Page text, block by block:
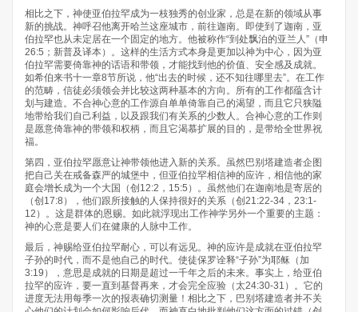
相比之下，神使亚伯拉罕成为一枝独秀的创业家，总是在新的领域从事
新的挑战。神呼召他离开哈兰这座城市，前往迦南。即使到了迦南，亚
伯拉罕也从未定居在一个固定的地方。他被称作“到处飘泊的亚兰人”（申
26:5；新普及译本）。这样的生活方式本身是更加以神为中心，因为亚
伯拉罕需要倚靠神的话语和带领，才能找到他的价值、安全感及成就。
如希伯来书十一章8节所说，他“出去的时候，还不知往哪里去”。在工作
的范畴，信徒必须领会并比较这两种基本的方向。所有的工作都蕴含计
划与建造。不合神心意的工作源自单单倚靠自己的渴望，而且它只狭隘
地带给我们自己利益，以及跟我们有关系的少数人。合神心意的工作则
是愿意倚靠神的带领和权柄，而且它渴慕扩展的目的，是带给全世界祝
福。
第四，亚伯拉罕愿意让神带领他进入新的关系。虽然巴别塔建造者企图
把自己关在戒备森严的城堡中，但亚伯拉罕相信神的应许，相信他的家
庭会增长成为一个大国（创12:2，15:5）。虽然他们在迦南地是寄居的
（创17:8），他们跟所接触的人保持很好的关系（创21:22-34，23:1-
12）。这是群体的恩赐。如此就浮现出工作神学另外一个重要的主题：
神的心意是要人们在健康的人脉中工作。
最后，神赐给亚伯拉罕耐心，可以有远见。神的应许是成就在亚伯拉罕
子孙的时代，而不是他自己的时代。使徒保罗诠释“子孙”为耶稣（加
3:19），意思是成就的日期是超过一千年之后的未来。事实上，给亚伯
拉罕的应许，要一直到基督再来，才会完全应验（太24:30-31）。它的
进度无法用每季一次的报表确切测量！相比之下，巴别塔建造者并不关